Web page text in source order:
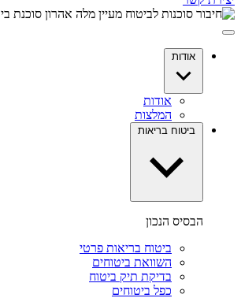
אודות
אודות
המלצות
ביטוח בריאות
הבסיס הנכון
ביטוח בריאות פרטי
השוואת ביטוחים
בדיקת תיק ביטוח
כפל ביטוחים